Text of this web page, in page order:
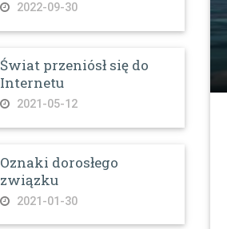
2022-09-30
Świat przeniósł się do
Internetu
2021-05-12
Oznaki dorosłego
związku
2021-01-30